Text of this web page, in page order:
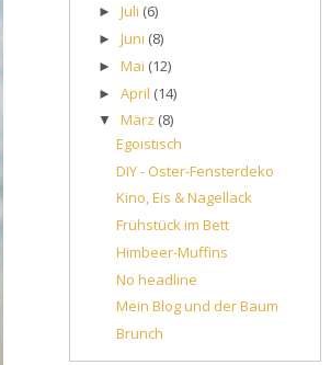
►Juli (6)
►Juni (8)
►Mai (12)
►April (14)
▼März (8)
Egoistisch
DIY - Oster-Fensterdeko
Kino, Eis & Nagellack
Frühstück im Bett
Himbeer-Muffins
No headline
Mein Blog und der Baum
Brunch